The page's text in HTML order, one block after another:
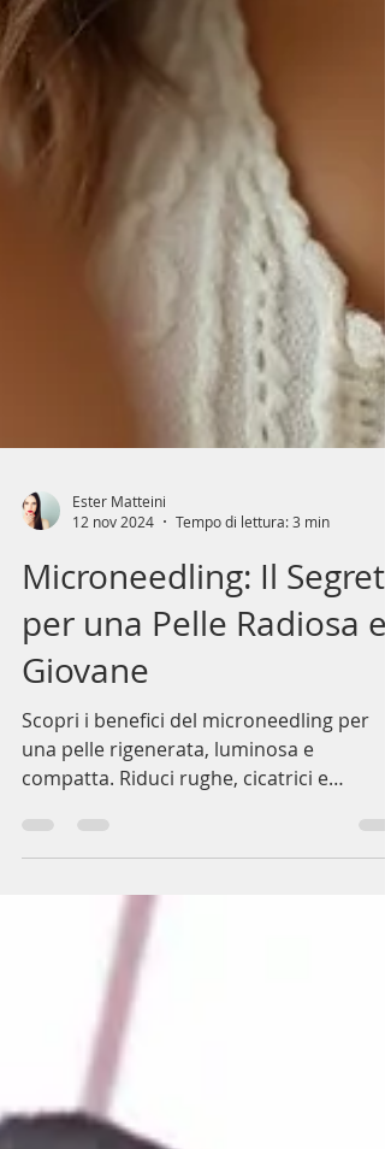
12 nov 2024
Tempo di lettura: 3 min
Microneedling: Il Segreto
per una Pelle Radiosa e
Giovane
Scopri i benefici del microneedling per
una pelle rigenerata, luminosa e
compatta. Riduci rughe, cicatrici e
macchie con un trattamento...